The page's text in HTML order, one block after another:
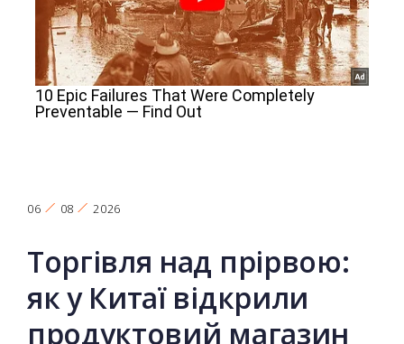
06 08 2026
Торгівля над прірвою:
як у Китаї відкрили
продуктовий магазин